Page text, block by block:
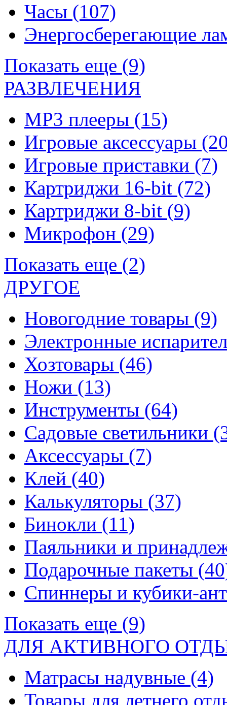
Часы (107)
Энергосберегающие
Показать еще (9)
РАЗВЛЕЧЕНИЯ
MP3 плееры (15)
Игровые аксессуары
Игровые приставки (7)
Картриджи 16-bit (72)
Картриджи 8-bit (9)
Микрофон (29)
Показать еще (2)
ДРУГОЕ
Новогодние товары (9)
Электронные
Хозтовары (46)
Ножи (13)
Инструменты (64)
Садовые светильники
Аксессуары (7)
Клей (40)
Калькуляторы (37)
Бинокли (11)
Паяльники и
Подарочные пакеты
Спиннеры и кубики-
Показать еще (9)
ДЛЯ АКТИВНОГО
Матрасы надувные (4)
Товары для летнего